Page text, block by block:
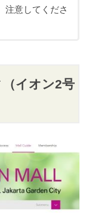
注意してくださ
イオン2号